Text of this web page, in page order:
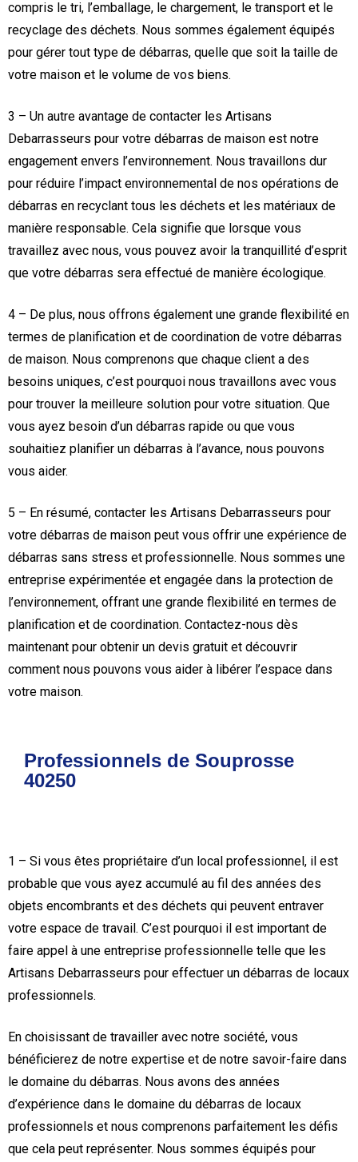
compris le tri, l’emballage, le chargement, le transport et le
recyclage des déchets. Nous sommes également équipés
pour gérer tout type de débarras, quelle que soit la taille de
votre maison et le volume de vos biens.
3 – Un autre avantage de contacter les Artisans
Debarrasseurs pour votre débarras de maison est notre
engagement envers l’environnement. Nous travaillons dur
pour réduire l’impact environnemental de nos opérations de
débarras en recyclant tous les déchets et les matériaux de
manière responsable. Cela signifie que lorsque vous
travaillez avec nous, vous pouvez avoir la tranquillité d’esprit
que votre débarras sera effectué de manière écologique.
4 – De plus, nous offrons également une grande flexibilité en
termes de planification et de coordination de votre débarras
de maison. Nous comprenons que chaque client a des
besoins uniques, c’est pourquoi nous travaillons avec vous
pour trouver la meilleure solution pour votre situation. Que
vous ayez besoin d’un débarras rapide ou que vous
souhaitiez planifier un débarras à l’avance, nous pouvons
vous aider.
5 – En résumé, contacter les Artisans Debarrasseurs pour
votre débarras de maison peut vous offrir une expérience de
débarras sans stress et professionnelle. Nous sommes une
entreprise expérimentée et engagée dans la protection de
l’environnement, offrant une grande flexibilité en termes de
planification et de coordination. Contactez-nous dès
maintenant pour obtenir un devis gratuit et découvrir
comment nous pouvons vous aider à libérer l’espace dans
votre maison.
Professionnels de Souprosse
40250
1 – Si vous êtes propriétaire d’un local professionnel, il est
probable que vous ayez accumulé au fil des années des
objets encombrants et des déchets qui peuvent entraver
votre espace de travail. C’est pourquoi il est important de
faire appel à une entreprise professionnelle telle que les
Artisans Debarrasseurs pour effectuer un débarras de locaux
professionnels.
En choisissant de travailler avec notre société, vous
bénéficierez de notre expertise et de notre savoir-faire dans
le domaine du débarras. Nous avons des années
d’expérience dans le domaine du débarras de locaux
professionnels et nous comprenons parfaitement les défis
que cela peut représenter. Nous sommes équipés pour